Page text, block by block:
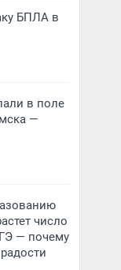
БПЛА в
в поле
—
число
— почему